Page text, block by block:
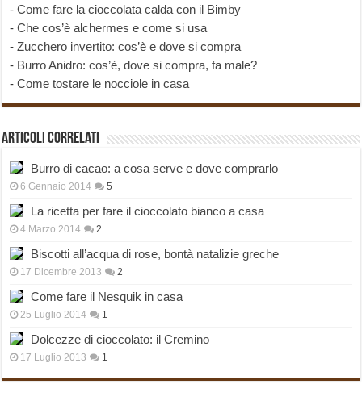
-Come fare la cioccolata calda con il Bimby
-Che cos’è alchermes e come si usa
-Zucchero invertito: cos’è e dove si compra
- Burro Anidro: cos’è, dove si compra, fa male?
-Come tostare le nocciole in casa
Articoli correlati
Burro di cacao: a cosa serve e dove comprarlo
6 Gennaio 2014 5
La ricetta per fare il cioccolato bianco a casa
4 Marzo 2014 2
Biscotti all’acqua di rose, bontà natalizie greche
17 Dicembre 2013 2
Come fare il Nesquik in casa
25 Luglio 2014 1
Dolcezze di cioccolato: il Cremino
17 Luglio 2013 1